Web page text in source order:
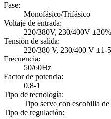
Fase:
Monofásico/Trifásico
Voltaje de entrada:
220/380V, 230/400V
Tensión de salida:
220/380 V, 230/400 V ±1-
Frecuencia:
50/60Hz
Factor de potencia:
0.8-1
Tipo de tecnología:
Tipo servo con escobilla
Tipo de regulación: